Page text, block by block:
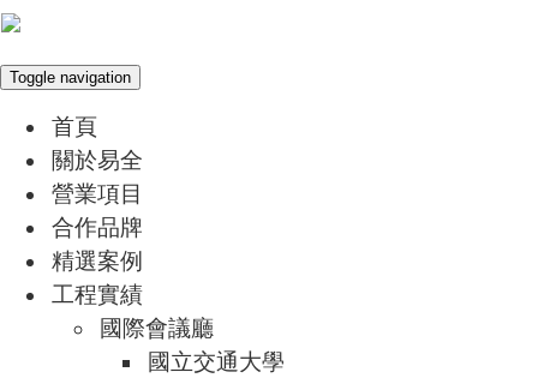
Toggle navigation
首頁
關於易全
營業項目
合作品牌
精選案例
工程實績
國際會議廳
國立交通大學